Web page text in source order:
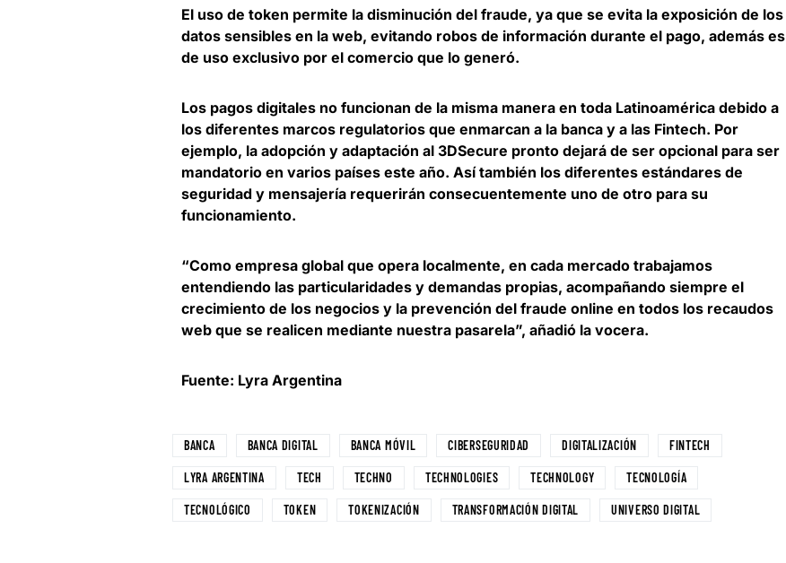
El uso de token permite la disminución del fraude, ya que se evita la exposición de los
datos sensibles en la web, evitando robos de información durante el pago, además es
de uso exclusivo por el comercio que lo generó.
Los pagos digitales no funcionan de la misma manera en toda Latinoamérica debido a
los diferentes marcos regulatorios que enmarcan a la banca y a las Fintech. Por
ejemplo, la adopción y adaptación al 3DSecure pronto dejará de ser opcional para ser
mandatorio en varios países este año. Así también los diferentes estándares de
seguridad y mensajería requerirán consecuentemente uno de otro para su
funcionamiento.
“Como empresa global que opera localmente, en cada mercado trabajamos
entendiendo las particularidades y demandas propias, acompañando siempre el
crecimiento de los negocios y la prevención del fraude online en todos los recaudos
web que se realicen mediante nuestra pasarela”, añadió la vocera.
Fuente: Lyra Argentina
BANCA BANCA DIGITAL BANCA MÓVIL CIBERSEGURIDAD DIGITALIZACIÓN FINTECH
LYRA ARGENTINA TECH TECHNO TECHNOLOGIES TECHNOLOGY TECNOLOGÍA
TECNOLÓGICO TOKEN TOKENIZACIÓN TRANSFORMACIÓN DIGITAL UNIVERSO DIGITAL